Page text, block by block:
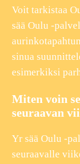
Voit tarkistaa
sää Oulu -
sinua
esimerkiksi
Miten voin
seuraavan
Yr sää Oulu -
seuraavalle